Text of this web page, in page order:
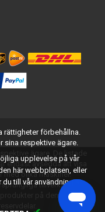
rättigheter förbehållna.
sina respektive ägare.
ägare. De listade
endast avsedda att visa
olika maskiner.
tillverkarna av
på denna sida är
upplevelse på vår
här webbplatsen, eller
till vår användning av